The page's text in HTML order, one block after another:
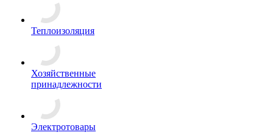
Теплоизоляция
Хозяйственные
принадлежности
Электротовары